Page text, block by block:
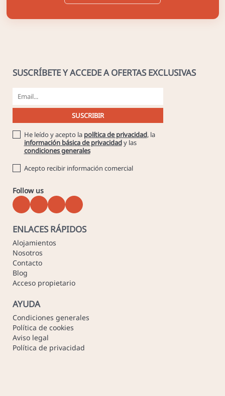
SUSCRÍBETE Y ACCEDE A OFERTAS EXCLUSIVAS
He leído y acepto la política de privacidad, la
información básica de privacidady las
condiciones generales
Acepto recibir información comercial
Follow us
ENLACES RÁPIDOS
Alojamientos
Nosotros
Contacto
Blog
Acceso propietario
AYUDA
Condiciones generales
Política de cookies
Aviso legal
Política de privacidad